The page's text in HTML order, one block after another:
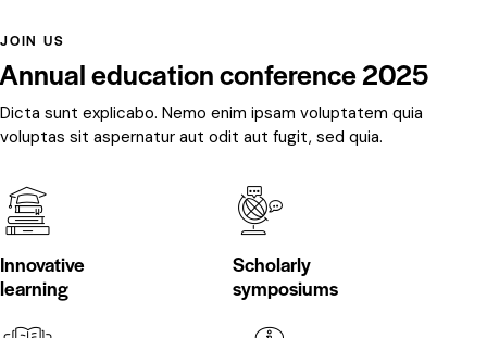
JOIN US
Annual education conference 2025
Dicta sunt explicabo. Nemo enim ipsam voluptatem quia
voluptas sit aspernatur aut odit aut fugit, sed quia.
Innovative
learning
Scholarly
symposiums